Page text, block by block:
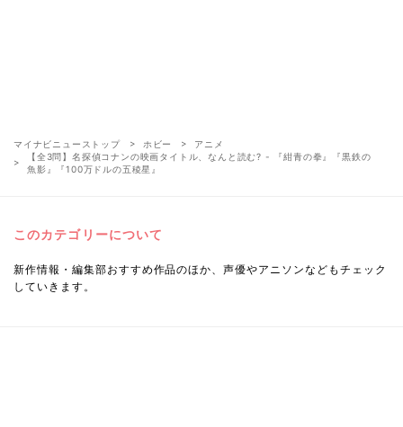
マイナビニューストップ ホビー
アニメ
【全3問】名探偵コナンの映画タイトル、なんと読む? - 『紺青の拳』『黒鉄の
魚影』『100万ドルの五稜星』
このカテゴリーについて
新作情報・編集部おすすめ作品のほか、声優やアニソンなどもチェック
していきます。